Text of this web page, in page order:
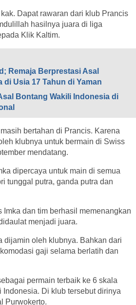
Dapat rawaran dari klub Prancis
hasilnya juara di liga
Klik Kaltim.
Remaja Berprestasi Asal
di Usia 17 Tahun di Yaman
Bontang Wakili Indonesia di
bertahan di Prancis. Karena
klubnya untuk bermain di Swiss
mendatang.
dipercaya untuk main di semua
tunggal putra, ganda putra dan
Imka dan tim berhasil memenangkan
menjadi juara.
dijamin oleh klubnya. Bahkan dari
gaji selama berlatih dan
permain terbaik ke 6 skala
Indonesia. Di klub tersebut dirinya
Purwokerto.